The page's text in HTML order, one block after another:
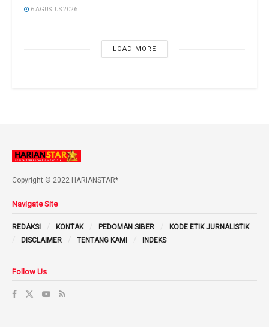
6 AGUSTUS 2026
LOAD MORE
Copyright © 2022 HARIANSTAR*
Navigate Site
REDAKSI KONTAK PEDOMAN SIBER
KODE ETIK JURNALISTIK
DISCLAIMER
TENTANG KAMI INDEKS
Follow Us